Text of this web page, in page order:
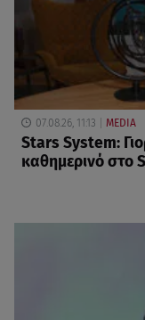
07.08.26, 11:13 MEDIA
Stars System:
καθημερινό στο